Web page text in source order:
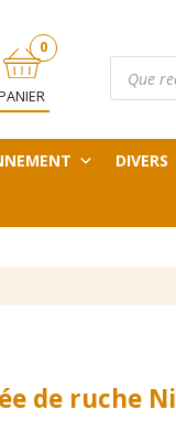
0
ARTICLE
produits
DIVERS
de ruche